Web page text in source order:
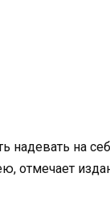
на
отмечает